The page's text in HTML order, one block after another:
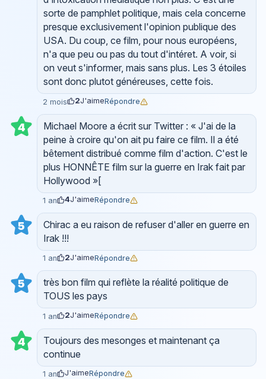
sorte de pamphlet politique, mais cela concerne
presque exclusivement l'opinion publique des
USA. Du coup, ce film, pour nous européens,
n'a que peu ou pas du tout d'intéret. A voir, si
on veut s'informer, mais sans plus. Les 3 étoiles
sont donc plutot généreuses, cette fois.
2 mois 2J'aimeRépondre
4
Michael Moore a écrit sur Twitter : « J'ai de la
peine à croire qu'on ait pu faire ce film. Il a été
bêtement distribué comme film d'action. C'est le
plus HONNÊTE film sur la guerre en Irak fait par
Hollywood »[
1 an 4J'aimeRépondre
5
Chirac a eu raison de refuser d'aller en guerre en
Irak !!!
1 an 2J'aimeRépondre
5
très bon film qui reflète la réalité politique de
TOUS les pays
1 an 2J'aimeRépondre
4
Toujours des mesonges et maintenant ça
continue
1 an J'aimeRépondre